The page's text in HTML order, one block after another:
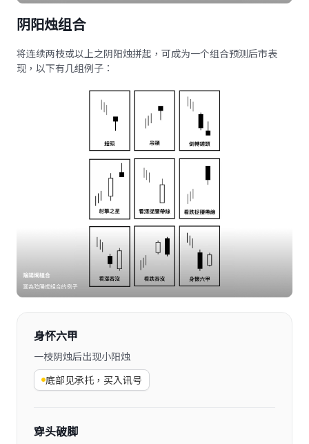
阴阳烛组合
将连续两枝或以上之阴阳烛拼起，可成为一个组合预测后市表
现，以下有几组例子：
身怀六甲
一枝阴烛后出现小阳烛
底部见承托，买入讯号
穿头破脚